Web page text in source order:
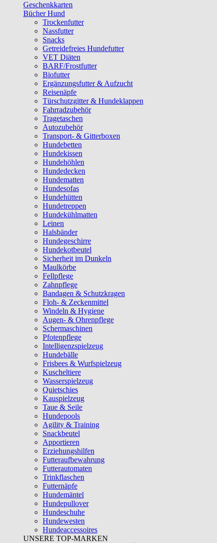
Geschenkkarten
Bücher Hund
Trockenfutter
Nassfutter
Snacks
Getreidefreies Hundefutter
VET Diäten
BARF/Frostfutter
Biofutter
Ergänzungsfutter & Aufzucht
Reisenäpfe
Türschutzgitter & Hundeklappen
Fahrradzubehör
Tragetaschen
Autozubehör
Transport- & Gitterboxen
Hundebetten
Hundekissen
Hundehöhlen
Hundedecken
Hundematten
Hundesofas
Hundehütten
Hundetreppen
Hundekühlmatten
Leinen
Halsbänder
Hundegeschirre
Hundekotbeutel
Sicherheit im Dunkeln
Maulkörbe
Fellpflege
Zahnpflege
Bandagen & Schutzkragen
Floh- & Zeckenmittel
Windeln & Hygiene
Augen- & Ohrenpflege
Schermaschinen
Pfotenpflege
Intelligenzspielzeug
Hundebälle
Frisbees & Wurfspielzeug
Kuscheltiere
Wasserspielzeug
Quietschies
Kauspielzeug
Taue & Seile
Hundepools
Agility & Training
Snackbeutel
Apportieren
Erziehungshilfen
Futteraufbewahrung
Futterautomaten
Trinkflaschen
Futternäpfe
Hundemäntel
Hundepullover
Hundeschuhe
Hundewesten
Hundeaccessoires
UNSERE TOP-MARKEN